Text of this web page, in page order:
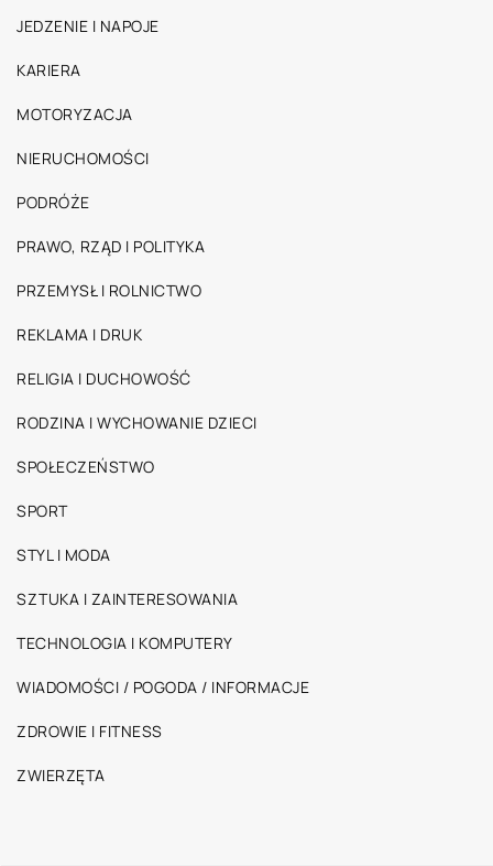
JEDZENIE I NAPOJE
KARIERA
MOTORYZACJA
NIERUCHOMOŚCI
PODRÓŻE
PRAWO, RZĄD I POLITYKA
PRZEMYSŁ I ROLNICTWO
REKLAMA I DRUK
RELIGIA I DUCHOWOŚĆ
RODZINA I WYCHOWANIE DZIECI
SPOŁECZEŃSTWO
SPORT
STYL I MODA
SZTUKA I ZAINTERESOWANIA
TECHNOLOGIA I KOMPUTERY
WIADOMOŚCI / POGODA / INFORMACJE
ZDROWIE I FITNESS
ZWIERZĘTA